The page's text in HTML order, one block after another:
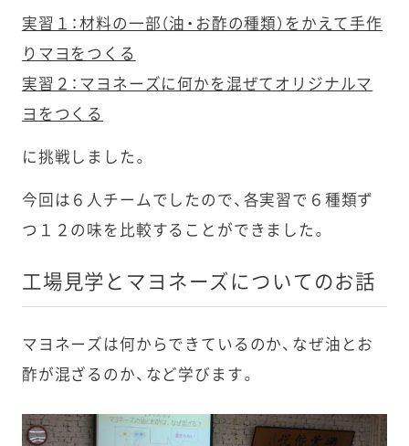
実習１：材料の一部（油・お酢の種類）をかえて手作
りマヨをつくる
実習２：マヨネーズに何かを混ぜてオリジナルマ
ヨをつくる
に挑戦しました。
今回は６人チームでしたので、各実習で６種類ず
つ１２の味を比較することができました。
工場見学とマヨネーズについてのお話
マヨネーズは何からできているのか、なぜ油とお
酢が混ざるのか、 など学びます。